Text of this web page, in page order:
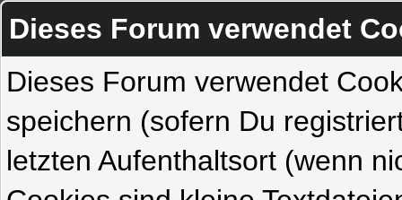
Dieses Forum verwendet
Dieses Forum verwendet
speichern (sofern Du
letzten Aufenthaltsort (wenn